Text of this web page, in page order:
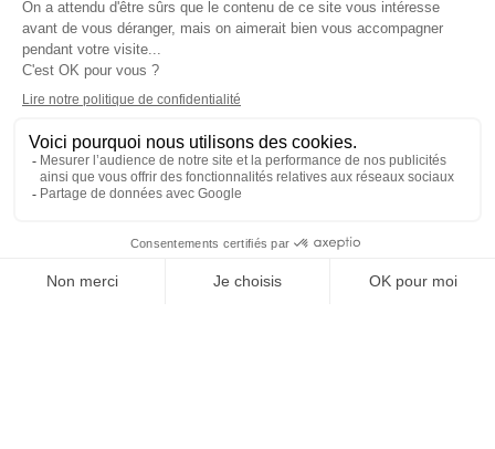
COMATEC PACKAGING
11000 Carcassonne, FRANCE
TERMS OF SALES